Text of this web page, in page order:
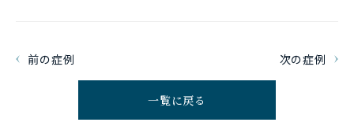
前の症例 次の症例
一覧に戻る